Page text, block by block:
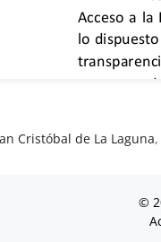
Cristóbal de La Laguna,
©